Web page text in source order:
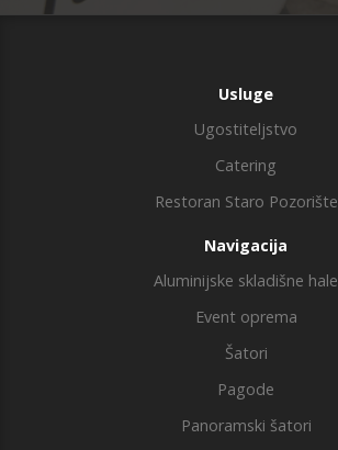
Usluge
Ugostiteljstvo
Catering
Restoran Staro Pozorište
Navigacija
Aluminijske skladišne hale
Event oprema
Šatori
Pagode
Panoramski šatori